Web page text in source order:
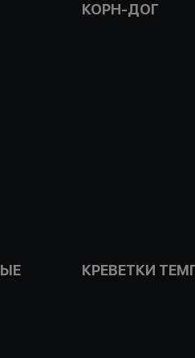
КОРН-ДОГ
КРЕВЕТКИ